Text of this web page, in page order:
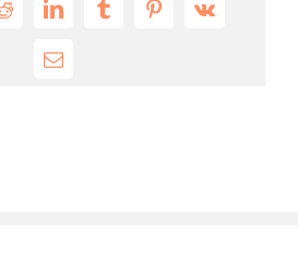
RedditLinkedInTumblrPinterest
Vk
Email